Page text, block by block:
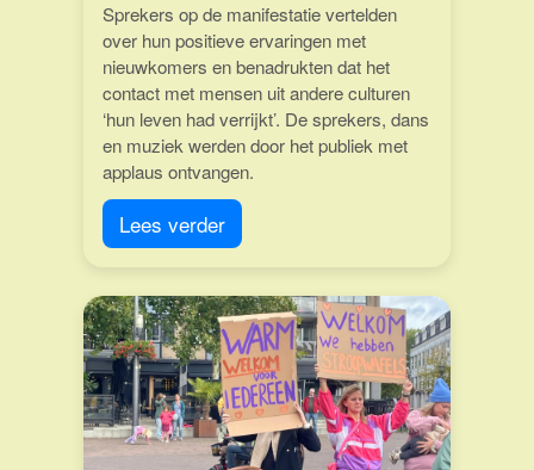
Sprekers op de manifestatie vertelden
over hun positieve ervaringen met
nieuwkomers en benadrukten dat het
contact met mensen uit andere culturen
‘hun leven had verrijkt’. De sprekers, dans
en muziek werden door het publiek met
applaus ontvangen.
Lees verder